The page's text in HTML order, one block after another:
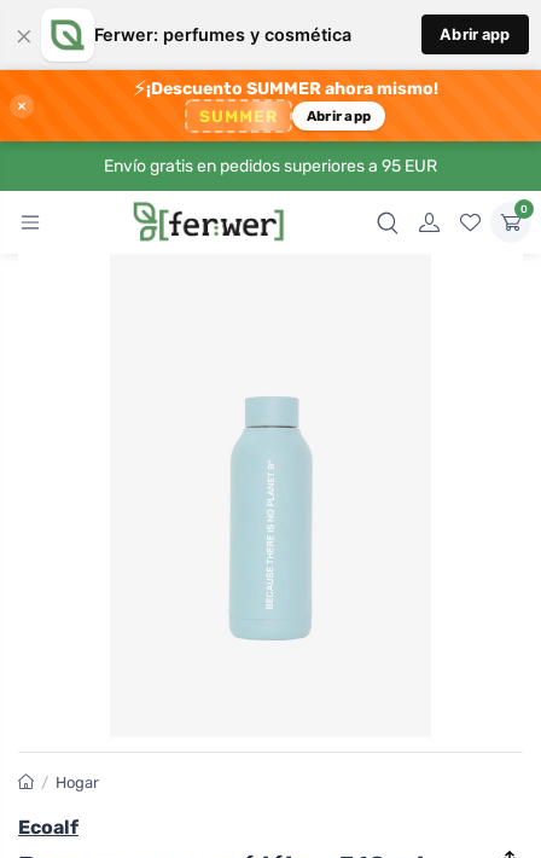
× Ferwer: perfumes y cosmética Abrir app
×
⚡¡Descuento SUMMER ahora mismo!
SUMMER Abrir app
Envío gratis en pedidos superiores a 95 EUR
0
/ Hogar
Ecoalf